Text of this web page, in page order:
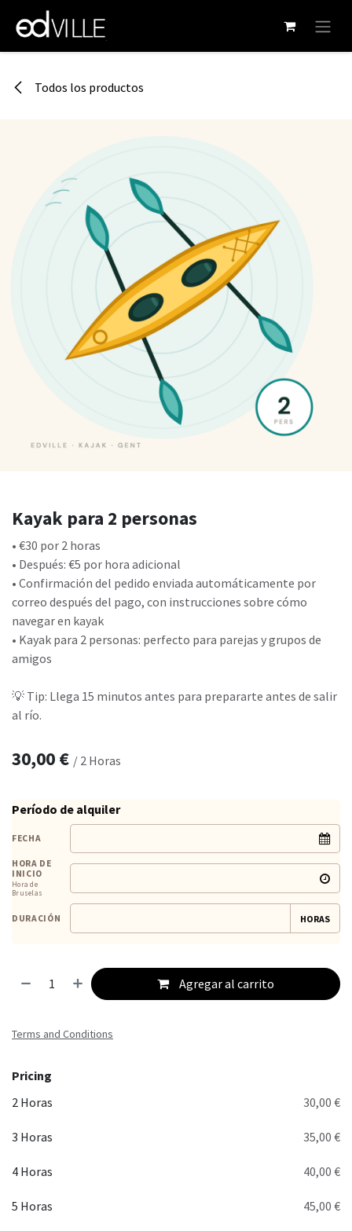
Ir al contenido
Todos los productos
Kayak para 2 personas
• €30 por 2 horas
• Después: €5 por hora adicional
• Confirmación del pedido enviada automáticamente por
correo después del pago, con instrucciones sobre cómo
navegar en kayak
• Kayak para 2 personas: perfecto para parejas y grupos de
amigos
💡 Tip: Llega 15 minutos antes para prepararte antes de salir
al río.
30,00 € / 2 Horas
Período de alquiler
FECHA
HORA DE
INICIO
Hora de
Bruselas
DURACIÓN HORAS
Agregar al carrito
Terms and Conditions
Pricing
2 Horas
30,00 €
3 Horas 35,00 €
4 Horas 40,00 €
5 Horas 45,00 €